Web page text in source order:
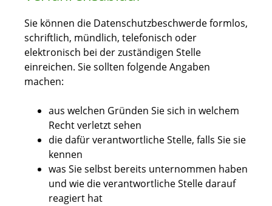
Sie können die Datenschutzbeschwerde formlos,
schriftlich, mündlich, telefonisch oder
elektronisch bei der zuständigen Stelle
einreichen. Sie sollten folgende Angaben
machen:
aus welchen Gründen Sie sich in welchem
Recht verletzt sehen
die dafür verantwortliche Stelle, falls Sie sie
kennen
was Sie selbst bereits unternommen haben
und wie die verantwortliche Stelle darauf
reagiert hat